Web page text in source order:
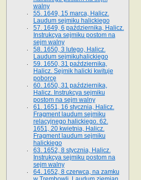
walny
55. 1649, 15 marca, Halicz.
Laudum sejmiku halickiego
57. 1649, 6 października, Halicz.
Instrukcya sejmiku postom na
sejm walny
58. 1650, 3 lutego, Halicz.
Laudum sejmikuhalickiego
59. 1650, 31 października,
Halicz. Sejmik halicki kwituje
poborcę
60. 1650, 31 października,
Halicz. Instrukcya sejmiku
postom na sejm walny
61. 1651, 16 stycznia, Halicz.
Fragment laudum sejmiku
relacyjnego halickiego. 62.
1651, 20 kwietnia, Halicz.
Fragment laudum sejmiku
halickiego
63. 1652, 8 stycznia, Halicz.
Instrukcya sejmiku postom na
sejm walny
64. 1652, 8 czerwca, na zamku